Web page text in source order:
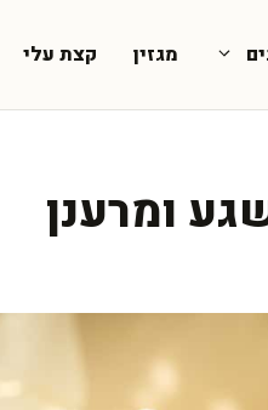
מגזין קצת עלי